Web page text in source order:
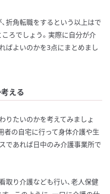
折角転職をするという以上はで
ろでしょう。実際に自分が介
ばよいのかを3点にまとめまし
える
りたいのかを考えてみましょ
者の自宅に行って身体介護や生
であれば日中のみ介護事業所で
取り介護なども行い、老人保健